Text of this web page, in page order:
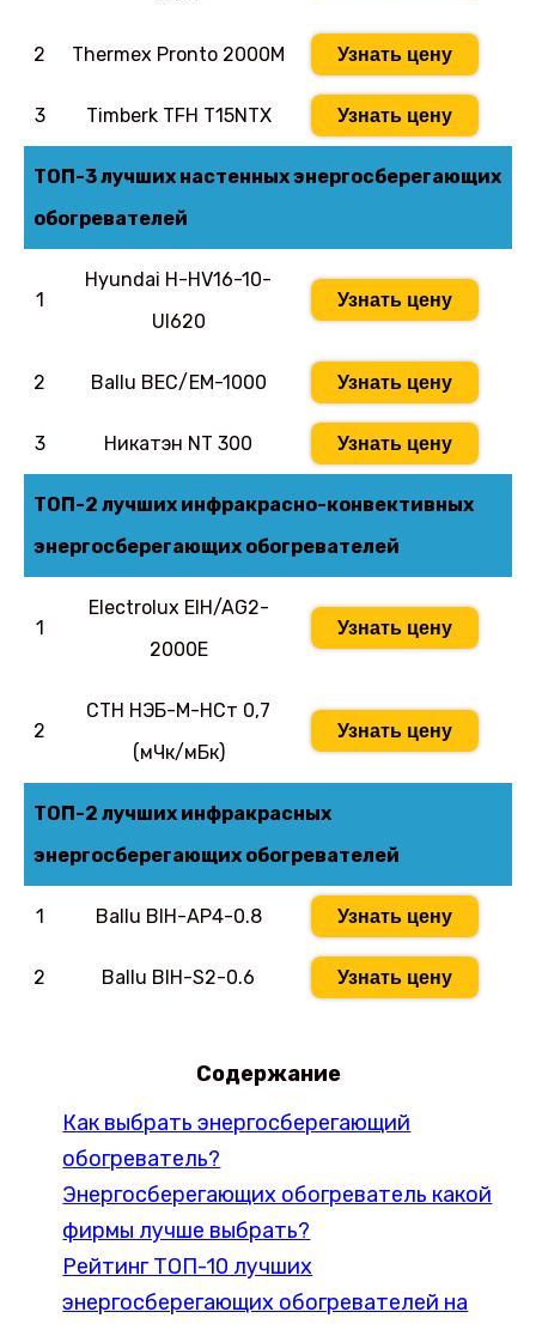
2 Thermex Pronto 2000M Узнать цену
3 Timberk TFH T15NTX Узнать цену
ТОП-3 лучших настенных энергосберегающих
обогревателей
1
Hyundai H-HV16-10-
UI620
Узнать цену
2 Ballu BEC/EM-1000 Узнать цену
3 Никатэн NT 300 Узнать цену
ТОП-2 лучших инфракрасно-конвективных
энергосберегающих обогревателей
1
Electrolux EIH/AG2-
2000E
Узнать цену
2
СТН НЭБ-М-НСт 0,7
(мЧк/мБк)
Узнать цену
ТОП-2 лучших инфракрасных
энергосберегающих обогревателей
1 Ballu BIH-AP4-0.8 Узнать цену
2 Ballu BIH-S2-0.6 Узнать цену
Содержание
Как выбрать энергосберегающий
обогреватель?
Энергосберегающих обогреватель какой
фирмы лучше выбрать?
Рейтинг ТОП-10 лучших
энергосберегающих обогревателей на